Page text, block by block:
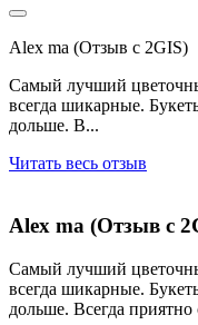
Alex ma (Отзыв с 2GIS)
Самый лучший
всегда шикарные.
дольше. В...
Читать весь отзыв
Alex ma (Отзыв с
Самый лучший
всегда шикарные.
дольше. Всегда приятно